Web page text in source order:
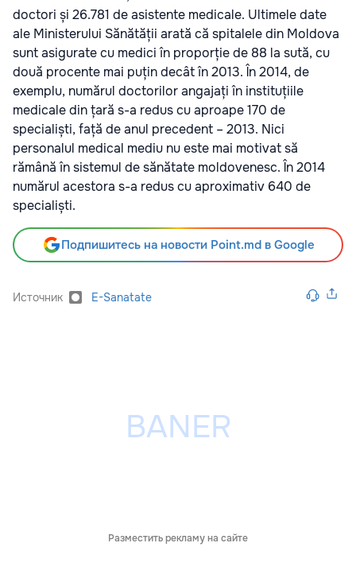
doctori și 26.781 de asistente medicale. Ultimele date
ale Ministerului Sănătății arată că spitalele din Moldova
sunt asigurate cu medici în proporție de 88 la sută, cu
două procente mai puțin decât în 2013. În 2014, de
exemplu, numărul doctorilor angajați în instituțiile
medicale din țară s-a redus cu aproape 170 de
specialiști, față de anul precedent – 2013. Nici
personalul medical mediu nu este mai motivat să
rămână în sistemul de sănătate moldovenesc. În 2014
numărul acestora s-a redus cu aproximativ 640 de
specialiști.
Подпишитесь на новости Point.md в Google
Источник E-Sanatate
Разместить рекламу на сайте